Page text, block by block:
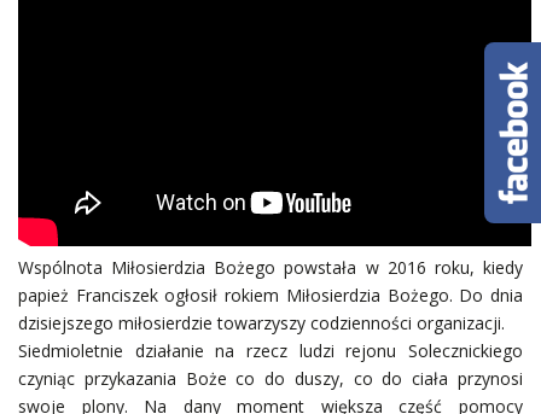
Wspólnota Miłosierdzia Bożego powstała w 2016 roku, kiedy
papież Franciszek ogłosił rokiem Miłosierdzia Bożego. Do dnia
dzisiejszego miłosierdzie towarzyszy codzienności organizacji.
Siedmioletnie działanie na rzecz ludzi rejonu Solecznickiego
czyniąc przykazania Boże co do duszy, co do ciała przynosi
swoje plony. Na dany moment większa część pomocy